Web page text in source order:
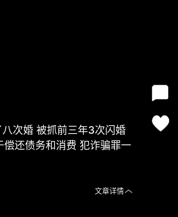
次婚 被抓前三年3次闪婚
还债务和消费 犯诈骗罪一
文章详情